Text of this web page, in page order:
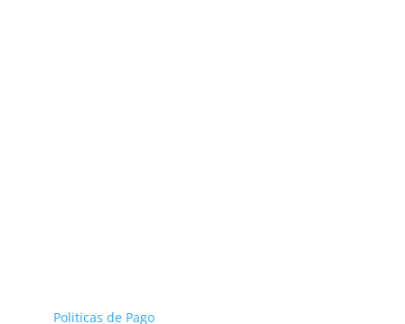
Politicas de Pago